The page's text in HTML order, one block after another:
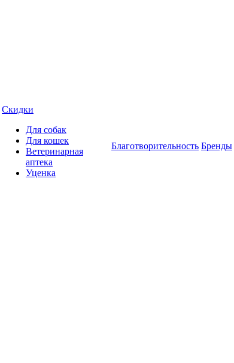
Скидки
Для собак
Для кошек
Ветеринарная
аптека
Уценка
Благотворительность Бренды